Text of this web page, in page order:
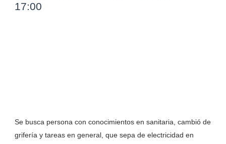
17:00
Se busca persona con conocimientos en sanitaria, cambió de
grifería y tareas en general, que sepa de electricidad en